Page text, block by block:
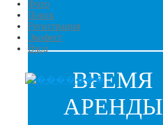
Фото
Поиск
Регистрация
Экофест
Вход
ВРЕМЯ
АРЕНДЫ